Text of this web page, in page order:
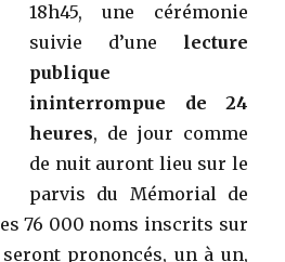
conférences
18h45, une cérémonie
suivie d’une lecture
publique
ininterrompue de 24
heures, de jour comme
de nuit auront lieu sur le
parvis du Mémorial de
76 000 noms inscrits sur
prononcés, un à un,